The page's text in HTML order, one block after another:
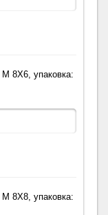
8X6, упаковка:
8X8, упаковка: